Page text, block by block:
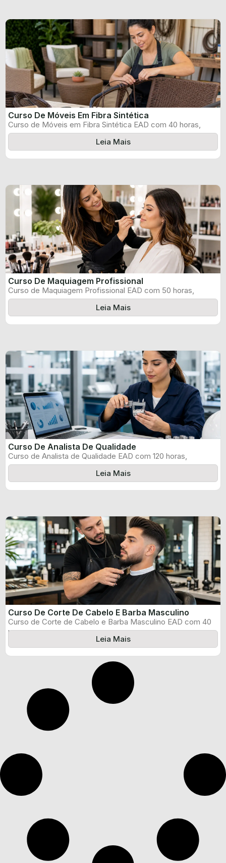
Curso De Móveis Em Fibra Sintética
Curso de Móveis em Fibra Sintética EAD com 40 horas,
certificado informado pelo ...
Leia Mais
Curso De Maquiagem Profissional
Curso de Maquiagem Profissional EAD com 50 horas,
certificado informado pelo produtor e ...
Leia Mais
Curso De Analista De Qualidade
Curso de Analista de Qualidade EAD com 120 horas,
certificado informado pelo produtor ...
Leia Mais
Curso De Corte De Cabelo E Barba Masculino
Curso de Corte de Cabelo e Barba Masculino EAD com 40
horas, certificado ...
Leia Mais